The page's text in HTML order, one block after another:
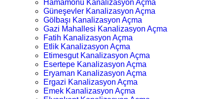
Hamamönü Kanalizasyon Açma
Güneşevler Kanalizasyon Açma
Gölbaşı Kanalizasyon Açma
Gazi Mahallesi Kanalizasyon Açma
Fatih Kanalizasyon Açma
Etlik Kanalizasyon Açma
Etimesgut Kanalizasyon Açma
Esertepe Kanalizasyon Açma
Eryaman Kanalizasyon Açma
Ergazi Kanalizasyon Açma
Emek Kanalizasyon Açma